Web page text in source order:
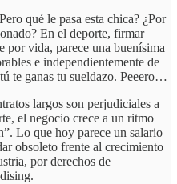
qué le pasa esta chica? ¿Por
En el deporte, firmar
por vida, parece una buenísima
e independientemente de
te ganas tu sueldazo. Peeero…
largos son perjudiciales a
el negocio crece a un ritmo
Lo que hoy parece un salario
obsoleto frente al crecimiento
por derechos de